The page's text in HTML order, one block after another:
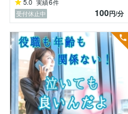
「偏見が怖い、こう思わ
そんな悲しい心配は、私
いね♡
言葉にするのが苦手でも
奥底にある悩みや伝えた
出すので、安心して溢れ
出してください。
「話しやすくて、隠して
そんな嬉しいお言葉をい
実績 件
受付休止中
100円/分